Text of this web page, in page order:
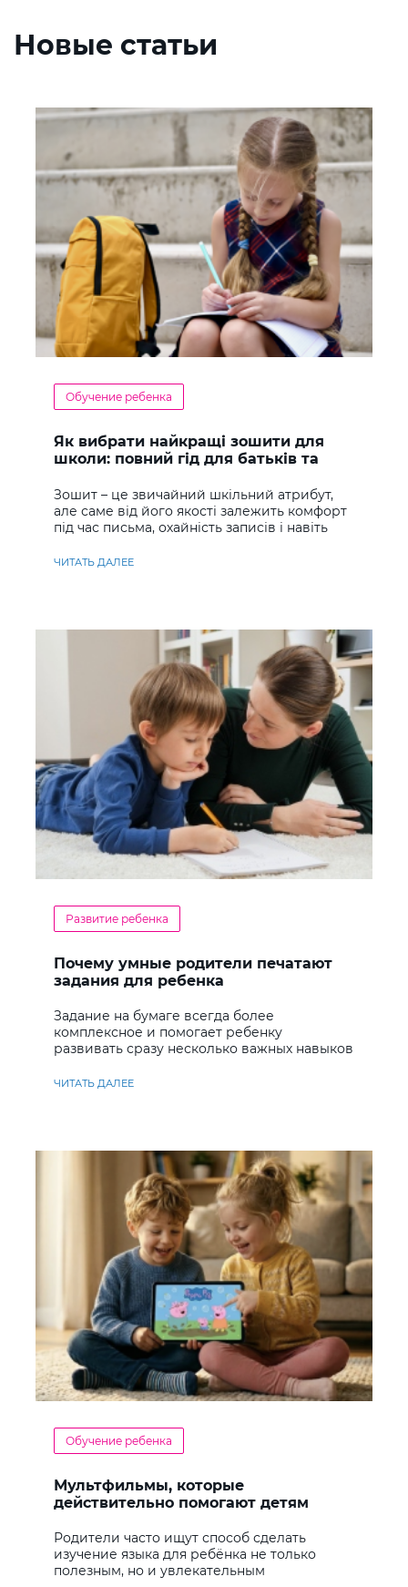
Новые статьи
Обучение ребенка
Як вибрати найкращі зошити для
школи: повний гід для батьків та
Зошит – це звичайний шкільний атрибут,
але саме від його якості залежить комфорт
під час письма, охайність записів і навіть
ЧИТАТЬ ДАЛЕЕ
Развитие ребенка
Почему умные родители печатают
задания для ребенка
Задание на бумаге всегда более
комплексное и помогает ребенку
развивать сразу несколько важных навыков
ЧИТАТЬ ДАЛЕЕ
Обучение ребенка
Мультфильмы, которые
действительно помогают детям
Родители часто ищут способ сделать
изучение языка для ребёнка не только
полезным, но и увлекательным